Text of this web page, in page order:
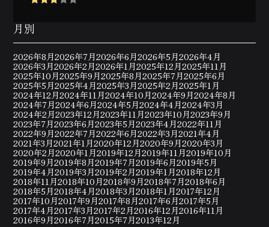
月別
2026年8月2026年7月2026年6月2026年5月2026年4月
2026年3月2026年2月2026年1月2025年12月2025年11月
2025年10月2025年9月2025年8月2025年7月2025年6月
2025年5月2025年4月2025年3月2025年2月2025年1月
2024年12月2024年11月2024年10月2024年9月2024年8月
2024年7月2024年6月2024年5月2024年4月2024年3月
2024年2月2023年12月2023年11月2023年10月2023年9月
2023年7月2023年6月2023年5月2023年4月2022年11月
2022年9月2022年7月2022年6月2022年3月2021年4月
2021年3月2021年1月2020年12月2020年9月2020年3月
2020年2月2020年1月2019年12月2019年11月2019年10月
2019年9月2019年8月2019年7月2019年6月2019年5月
2019年4月2019年3月2019年2月2019年1月2018年12月
2018年11月2018年10月2018年9月2018年7月2018年6月
2018年5月2018年4月2018年3月2018年1月2017年12月
2017年10月2017年9月2017年8月2017年6月2017年5月
2017年4月2017年3月2017年2月2016年12月2016年11月
2016年9月2016年7月2015年7月2013年12月